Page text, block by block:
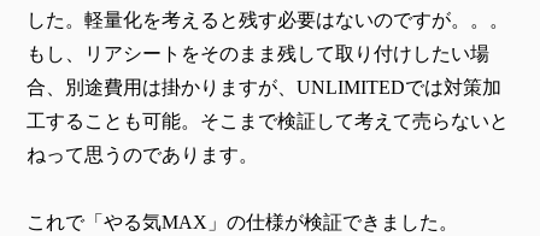
した。軽量化を考えると残す必要はないのですが。。。
もし、リアシートをそのまま残して取り付けしたい場
合、別途費用は掛かりますが、UNLIMITEDでは対策加
工することも可能。そこまで検証して考えて売らないと
ねって思うのであります。
これで「やる気MAX」の仕様が検証できました。